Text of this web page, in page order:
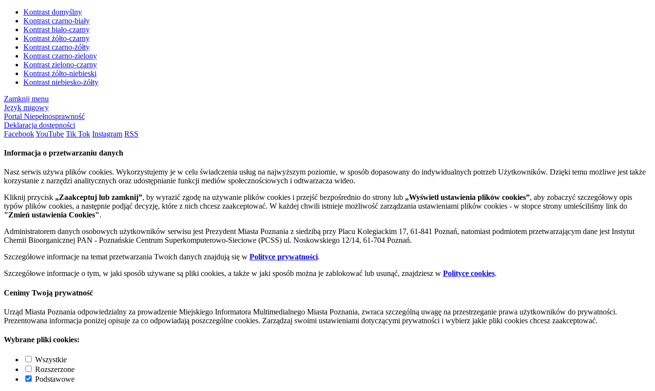
Kontrast domyślny
Kontrast czarno-biały
Kontrast biało-czarny
Kontrast żółto-czarny
Kontrast czarno-żółty
Kontrast czarno-zielony
Kontrast zielono-czarny
Kontrast żółto-niebieski
Kontrast niebiesko-żółty
Zamknij menu
Język migowy
Portal Niepełnosprawność
Deklaracja dostępności
FacebookYouTube Tik Tok Instagram RSS
Informacja o przetwarzaniu danych
Nasz serwis używa plików cookies. Wykorzystujemy je w celu świadczenia usług na najwyższym poziomie, w sposób dopasowany do indywidualnych potrzeb Użytkowników. Dzięki temu możliwe jest także
korzystanie z narzędzi analitycznych oraz udostępnianie funkcji mediów społecznościowych i odtwarzacza wideo.
Kliknij przycisk „Zaakceptuj lub zamknij”, by wyrazić zgodę na używanie plików cookies i przejść bezpośrednio do strony lub „Wyświetl ustawienia plików cookies”, aby zobaczyć szczegółowy opis
typów plików cookies, a następnie podjąć decyzję, które z nich chcesz zaakceptować. W każdej chwili istnieje możliwość zarządzania ustawieniami plików cookies - w stopce strony umieściliśmy link do
"Zmień ustawienia Cookies".
Administratorem danych osobowych użytkowników serwisu jest Prezydent Miasta Poznania z siedzibą przy Placu Kolegiackim 17, 61-841 Poznań, natomiast podmiotem przetwarzającym dane jest Instytut
Chemii Bioorganicznej PAN - Poznańskie Centrum Superkomputerowo-Sieciowe (PCSS) ul. Noskowskiego 12/14, 61-704 Poznań.
Szczegółowe informacje na temat przetwarzania Twoich danych znajdują się w Polityce prywatności.
Szczegółowe informacje o tym, w jaki sposób używane są pliki cookies, a także w jaki sposób można je zablokować lub usunąć, znajdziesz w Polityce cookies.
Cenimy Twoją prywatność
Urząd Miasta Poznania odpowiedzialny za prowadzenie Miejskiego Informatora Multimedialnego Miasta Poznania, zwraca szczególną uwagę na przestrzeganie prawa użytkowników do prywatności.
Prezentowana informacja poniżej opisuje za co odpowiadają poszczególne cookies. Zarządzaj swoimi ustawieniami dotyczącymi prywatności i wybierz jakie pliki cookies chcesz zaakceptować.
Wybrane pliki cookies:
Wszystkie
Rozszerzone
Podstawowe